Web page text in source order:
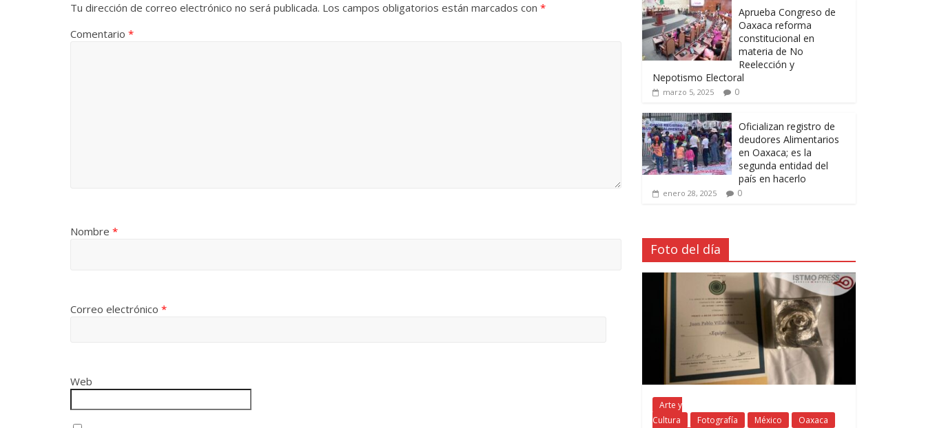
Tu dirección de correo electrónico no será publicada. Los campos obligatorios están marcados con *
Comentario *
Nombre *
Correo electrónico *
Web
Aprueba Congreso de
Oaxaca reforma
constitucional en
materia de No
Reelección y
Nepotismo Electoral
marzo 5, 2025 0
Oficializan registro de
deudores Alimentarios
en Oaxaca; es la
segunda entidad del
país en hacerlo
enero 28, 2025 0
Foto del día
Arte y
Cultura
Fotografía México
Oaxaca